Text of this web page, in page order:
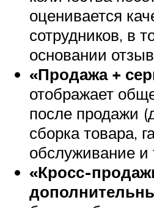
оценивается
сотрудников, в
основании
«Продажа +
отображает
после продажи
сборка товара,
обслуживание и
«Кросс-